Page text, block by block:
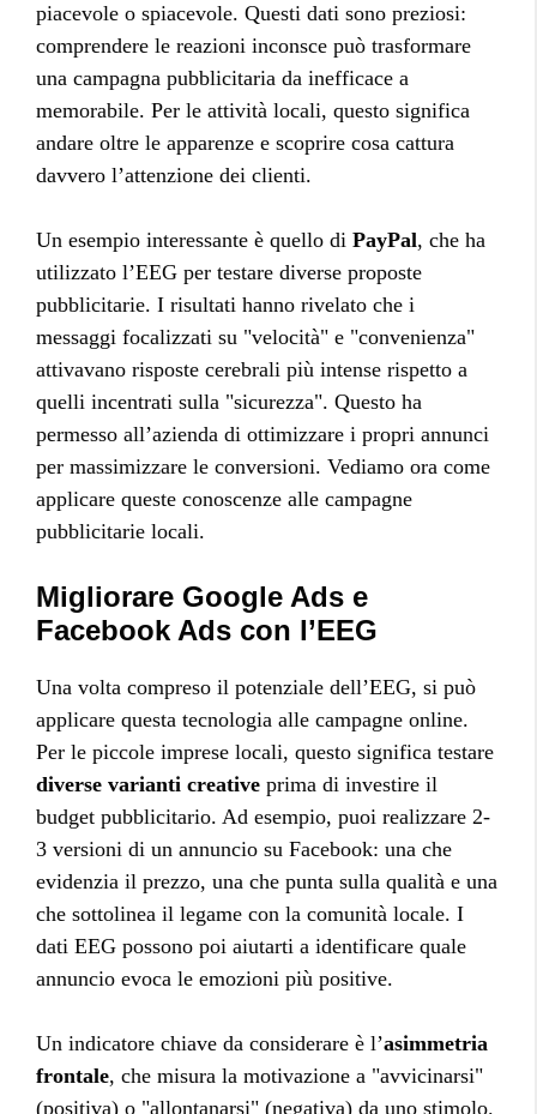
piacevole o spiacevole. Questi dati sono preziosi:
comprendere le reazioni inconsce può trasformare
una campagna pubblicitaria da inefficace a
memorabile. Per le attività locali, questo significa
andare oltre le apparenze e scoprire cosa cattura
davvero l’attenzione dei clienti.
Un esempio interessante è quello di PayPal, che ha
utilizzato l’EEG per testare diverse proposte
pubblicitarie. I risultati hanno rivelato che i
messaggi focalizzati su "velocità" e "convenienza"
attivavano risposte cerebrali più intense rispetto a
quelli incentrati sulla "sicurezza". Questo ha
permesso all’azienda di ottimizzare i propri annunci
per massimizzare le conversioni. Vediamo ora come
applicare queste conoscenze alle campagne
pubblicitarie locali.
Migliorare Google Ads e
Facebook Ads con l’EEG
Una volta compreso il potenziale dell’EEG, si può
applicare questa tecnologia alle campagne online.
Per le piccole imprese locali, questo significa testare
diverse varianti creative prima di investire il
budget pubblicitario. Ad esempio, puoi realizzare 2-
3 versioni di un annuncio su Facebook: una che
evidenzia il prezzo, una che punta sulla qualità e una
che sottolinea il legame con la comunità locale. I
dati EEG possono poi aiutarti a identificare quale
annuncio evoca le emozioni più positive.
Un indicatore chiave da considerare è l’asimmetria
frontale, che misura la motivazione a "avvicinarsi"
(positiva) o "allontanarsi" (negativa) da uno stimolo.